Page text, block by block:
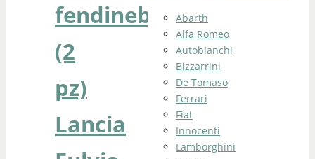
fendinebbia
(2
pz)
Lancia
Abarth
Alfa Romeo
Autobianchi
Bizzarrini
De Tomaso
Ferrari
Fiat
Innocenti
Lamborghini